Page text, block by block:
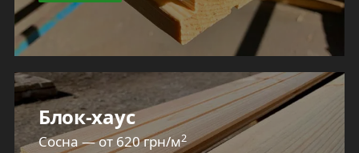
Блок-хаус
Сосна — от 620 грн/м2